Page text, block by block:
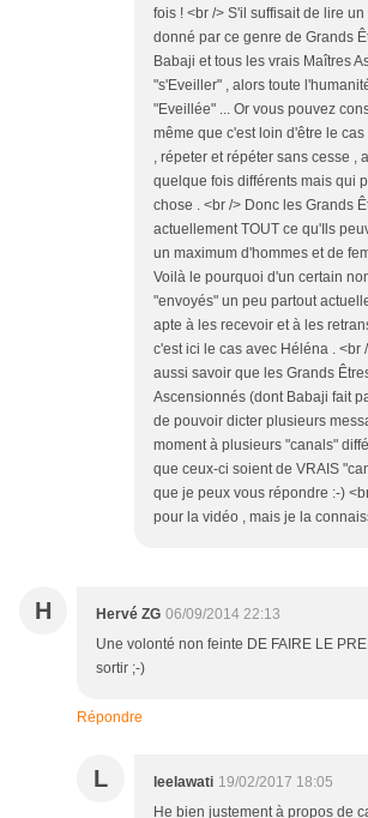
fois ! <br /> S'il suffisait de lire
donné par ce genre de Grands
Babaji et tous les vrais Maîtres
"s'Eveiller" , alors toute
"Eveillée" ... Or vous pouvez
même que c'est loin d'être le
, répeter et répéter sans cesse ,
quelque fois différents mais qui
chose . <br /> Donc les Grands
actuellement TOUT ce qu'Ils
un maximum d'hommes et de
Voilà le pourquoi d'un certain
"envoyés" un peu partout
apte à les recevoir et à les
c'est ici le cas avec Héléna . <br
aussi savoir que les Grands
Ascensionnés (dont Babaji fait
de pouvoir dicter plusieurs
moment à plusieurs "canals"
que ceux-ci soient de VRAIS
que je peux vous répondre :-)
pour la vidéo , mais je la
H Hervé ZG 06/09/2014 22:13
Une volonté non feinte DE FAIRE LE
sortir ;-)
Répondre
L leelawati 19/02/2017 18:05
He bien justement à propos de